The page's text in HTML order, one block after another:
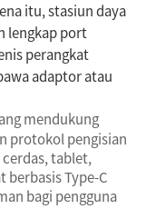
itu, stasiun daya
lengkap port
perangkat
adaptor atau
mendukung
protokol pengisian
tablet,
berbasis Type-C
bagi pengguna